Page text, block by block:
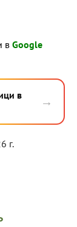
в Google
в
→
г.